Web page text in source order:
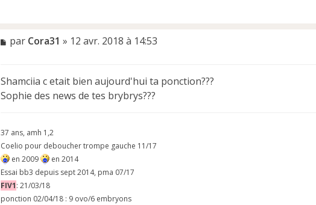
M
s
a
g
o
n
l
u
par Cora31 » 12 avr. 2018 à 14:53
Shamciia c etait bien aujourd'hui ta ponction???
Sophie des news de tes brybrys???
37 ans, amh 1,2
Coelio pour deboucher trompe gauche 11/17
en 2009
en 2014
Essai bb3 depuis sept 2014, pma 07/17
FIV1: 21/03/18
ponction 02/04/18 : 9 ovo/6 embryons